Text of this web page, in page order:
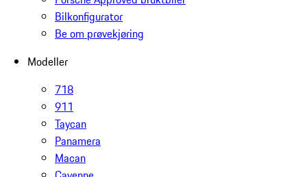
Bilkonfigurator
Be om prøvekjøring
Modeller
718
911
Taycan
Panamera
Macan